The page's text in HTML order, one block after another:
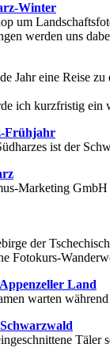
Winter
um
werden uns
Jahr eine Reise
ich kurzfristig
Frühjahr
ist der
Marketing
der
Land
warten